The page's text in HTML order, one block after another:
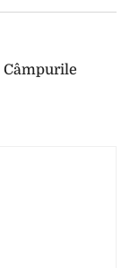
Câmpurile